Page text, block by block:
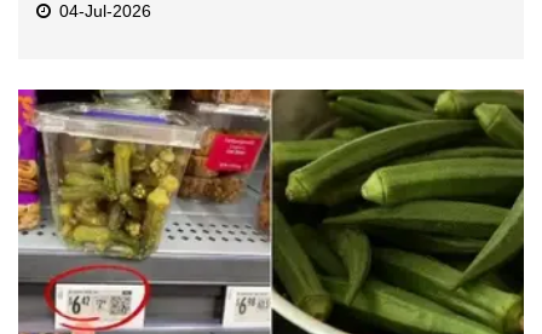
04-Jul-2026